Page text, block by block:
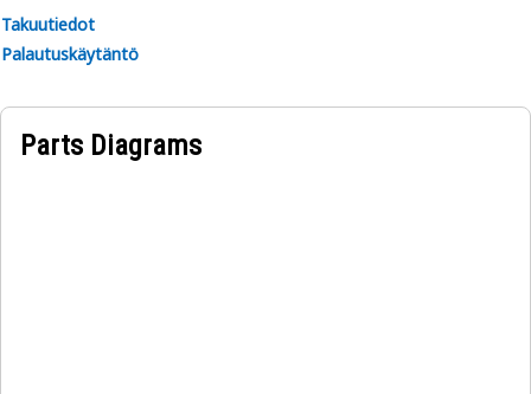
Takuutiedot
Palautuskäytäntö
Parts Diagrams